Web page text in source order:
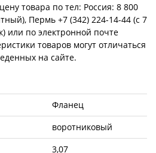
товара по тел: Россия: 8 800
Пермь +7 (342) 224-14-44 (c 7
или по электронной почте
товаров могут отличаться
на сайте.
Фланец
воротниковый
3,07